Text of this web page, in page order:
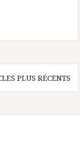
PLUS RÉCENTS